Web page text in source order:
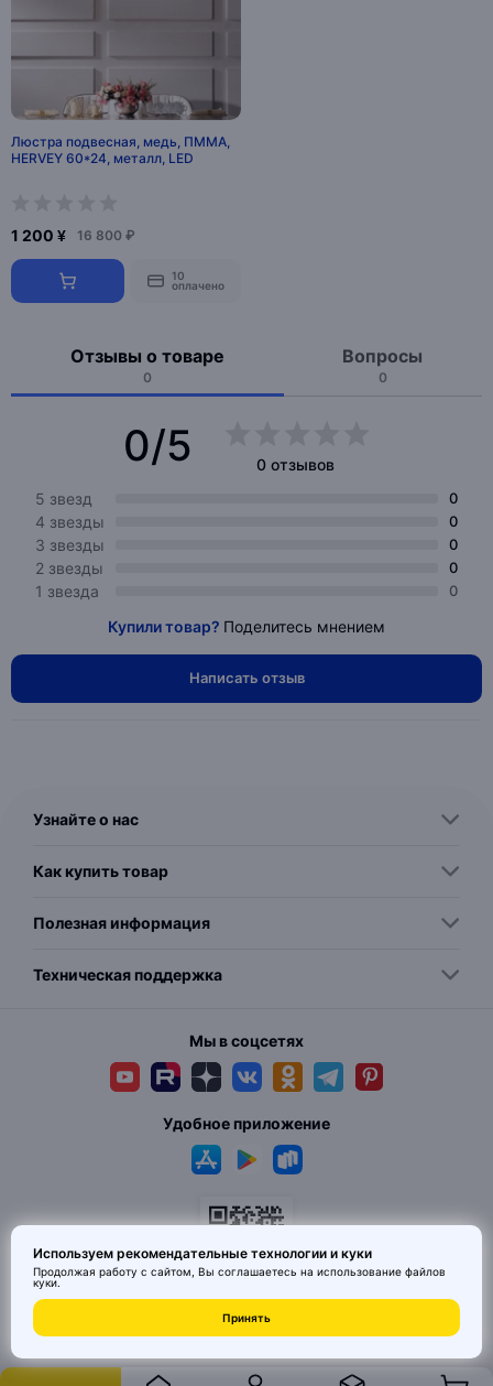
Люстра подвесная, медь, ПММА,
HERVEY 60*24, металл, LED
1 200 ¥ 16 800 ₽
10
оплачено
Отзывы о товаре
0
Вопросы
0
0/5
0 отзывов
5 звезд
0
4 звезды 0
3 звезды 0
2 звезды 0
1 звезда 0
Купили товар? Поделитесь мнением
Написать отзыв
Узнайте о нас
Как купить товар
Полезная информация
Техническая поддержка
Мы в соцсетях
© 2026 MAI HE MAI. Маркетплейс дизайнерских товаров со всего
Китая по ценам заводов. Все права защищены.
Удобное приложение
Используем рекомендательные технологии и куки
Продолжая работу с сайтом, Вы соглашаетесь на использование файлов
куки.
Принять